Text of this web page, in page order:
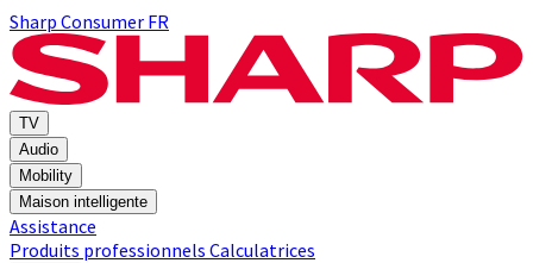
Sharp Consumer FR
TV
Audio
Mobility
Maison intelligente
Assistance
Produits professionnels Calculatrices